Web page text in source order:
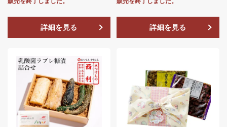
詳細を見る 詳細を見る